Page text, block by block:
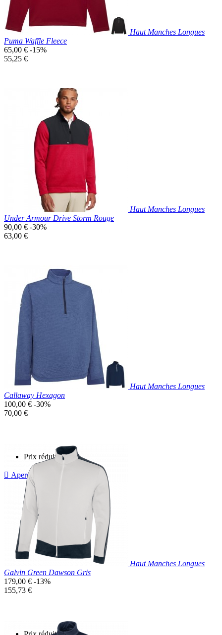
Haut Manches Longues
Puma Waffle Fleece
Prix
de
65,00 € -15%
Prix
55,25 €
Prix réduit
Aperçu rapide
Haut Manches Longues
Under Armour Drive Storm Rouge
Prix
de
90,00 € -30%
Prix
63,00 €
Prix réduit
Aperçu rapide
Rouge
Haut Manches Longues
Callaway Hexagon
Prix
de
100,00 € -30%
Prix
70,00 €
Prix réduit
 Aperçu rapide
Haut Manches Longues
Galvin Green Dawson Gris
Prix
de
179,00 € -13%
Prix
155,73 €